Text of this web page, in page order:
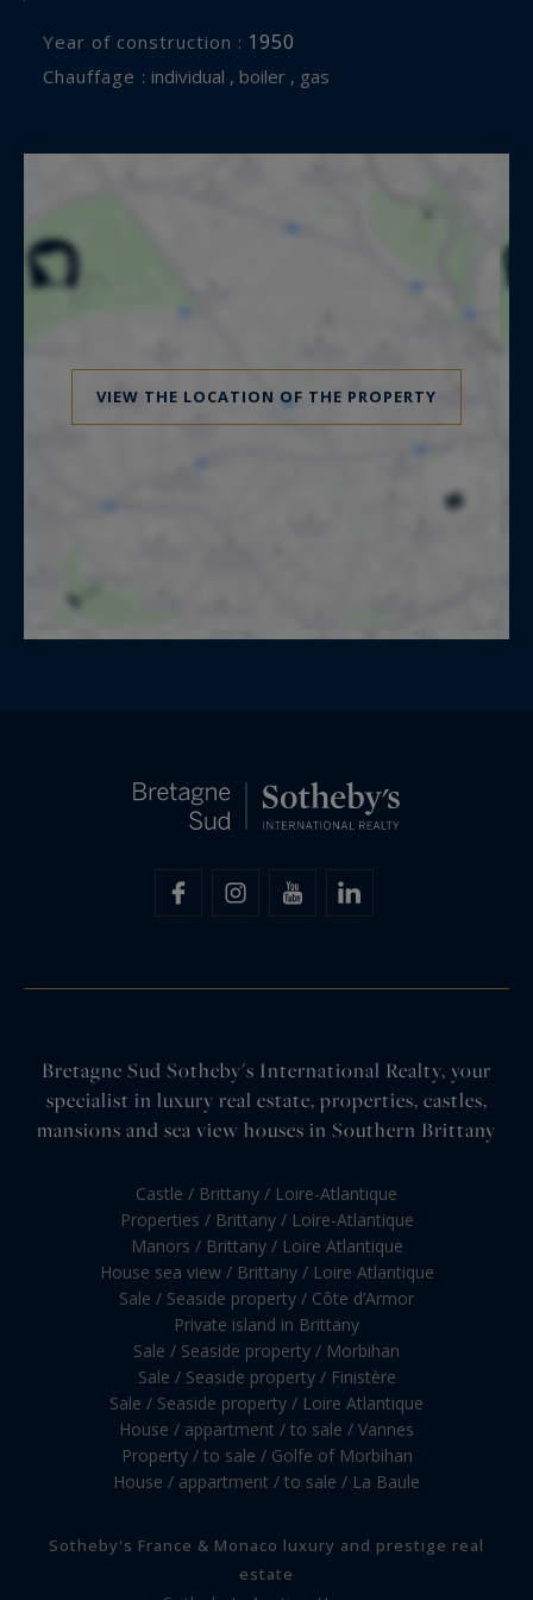
Year of construction : 1950
Chauffage : individual , boiler , gas
VIEW THE LOCATION OF THE PROPERTY
Bretagne Sud Sotheby's International Realty, your
specialist in luxury real estate, properties, castles,
mansions and sea view houses in Southern Brittany
Castle / Brittany / Loire-Atlantique
Properties / Brittany / Loire-Atlantique
Manors / Brittany / Loire Atlantique
House sea view / Brittany / Loire Atlantique
Sale / Seaside property / Côte d’Armor
Private island in Brittany
Sale / Seaside property / Morbihan
Sale / Seaside property / Finistère
Sale / Seaside property / Loire Atlantique
House / appartment / to sale / Vannes
Property / to sale / Golfe of Morbihan
House / appartment / to sale / La Baule
Sotheby's France & Monaco luxury and prestige real
estate